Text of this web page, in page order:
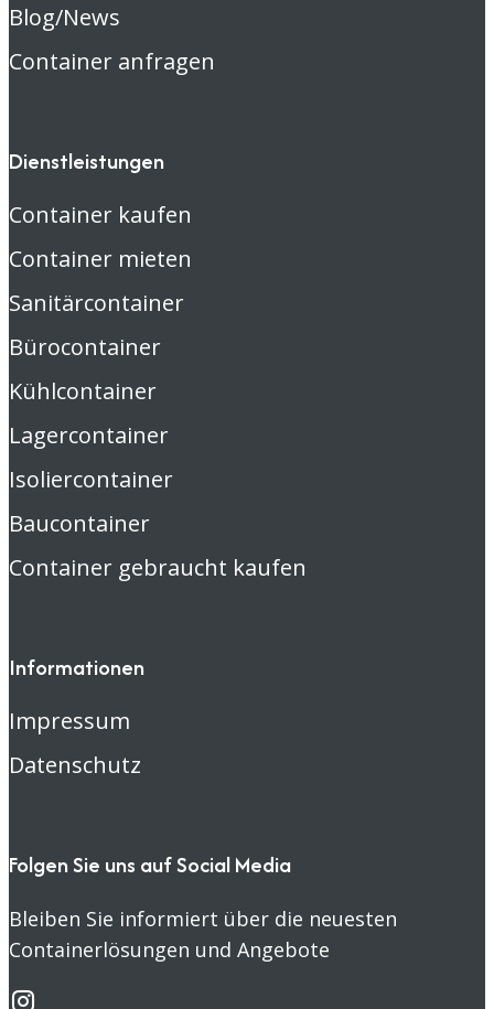
Blog/News
Container anfragen
Dienstleistungen
Container kaufen
Container mieten
Sanitärcontainer
Bürocontainer
Kühlcontainer
Lagercontainer
Isoliercontainer
Baucontainer
Container gebraucht kaufen
Informationen
Impressum
Datenschutz
Folgen Sie uns auf Social Media
Bleiben Sie informiert über die neuesten
Containerlösungen und Angebote